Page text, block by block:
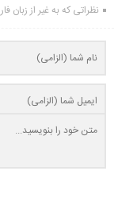
نظراتی که به غیر از زبان